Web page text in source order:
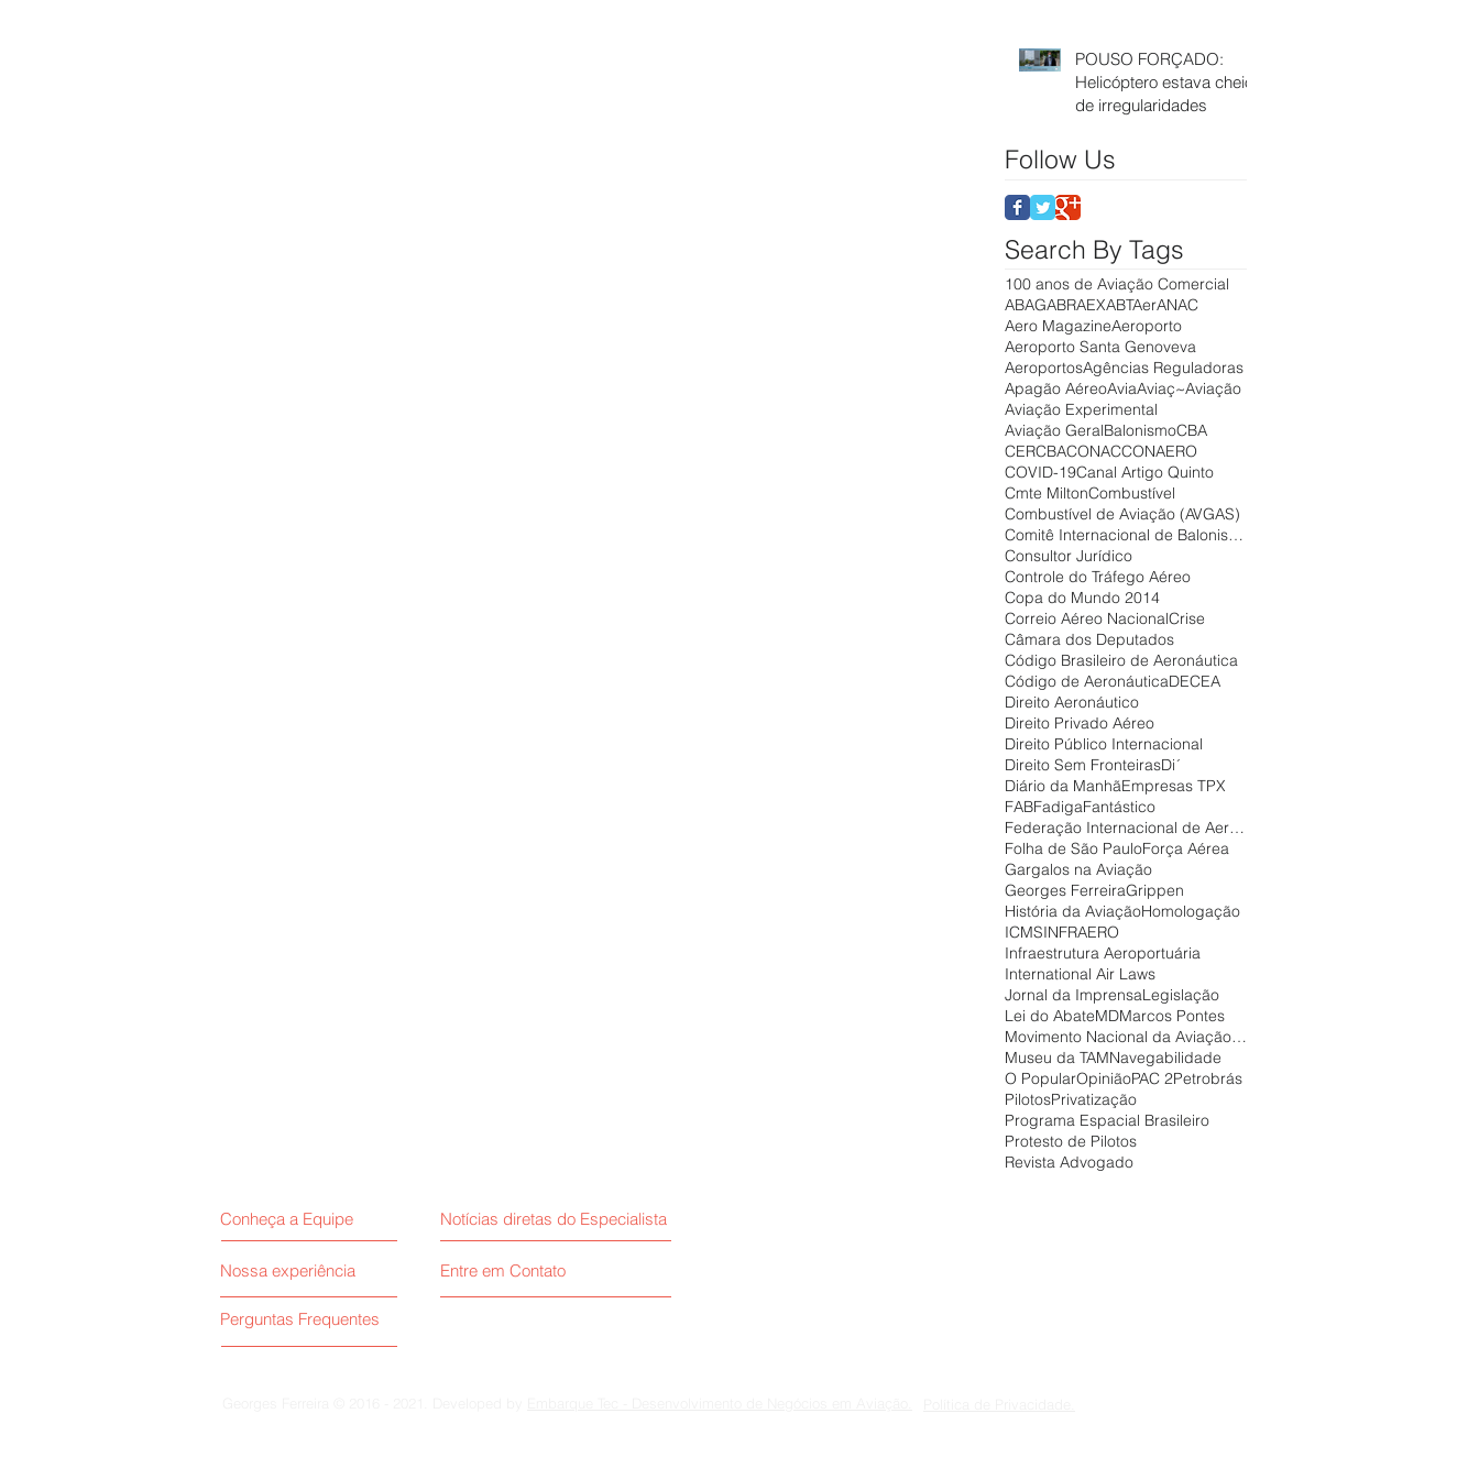
POUSO FORÇADO:
Helicóptero estava cheio
de irregularidades
Follow Us
Search By Tags
100 anos de Aviação Comercial
ABAGABRAEXABTAerANAC
Aero MagazineAeroporto
Aeroporto Santa Genoveva
AeroportosAgências Reguladoras
Apagão AéreoAviaAviaç~Aviação
Aviação Experimental
Aviação GeralBalonismoCBA
CERCBACONACCONAERO
COVID-19Canal Artigo Quinto
Cmte MiltonCombustível
Combustível de Aviação (AVGAS)
Comitê Internacional de Balonismo
Consultor Jurídico
Controle do Tráfego Aéreo
Copa do Mundo 2014
Correio Aéreo NacionalCrise
Câmara dos Deputados
Código Brasileiro de Aeronáutica
Código de AeronáuticaDECEA
Direito Aeronáutico
Direito Privado Aéreo
Direito Público Internacional
Direito Sem FronteirasDi´
Diário da ManhãEmpresas TPX
FABFadigaFantástico
Federação Internacional de Aeronáutica
Folha de São PauloForça Aérea
Gargalos na Aviação
Georges FerreiraGrippen
História da AviaçãoHomologação
ICMSINFRAERO
Infraestrutura Aeroportuária
International Air Laws
Jornal da ImprensaLegislação
Lei do AbateMDMarcos Pontes
Movimento Nacional da Aviação Civil
Museu da TAMNavegabilidade
O PopularOpiniãoPAC 2Petrobrás
PilotosPrivatização
Programa Espacial Brasileiro
Protesto de Pilotos
Revista Advogado
Notícias diretas do Especialista
Conheça a Equipe
Nossa experiência
Perguntas Frequentes
Entre em Contato